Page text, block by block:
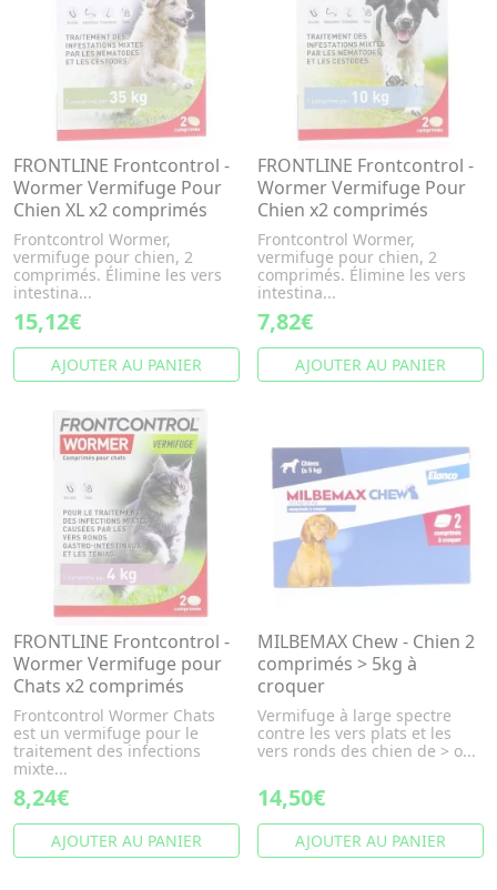
FRONTLINE Frontcontrol -
Wormer Vermifuge Pour
Chien XL x2 comprimés
Frontcontrol Wormer,
vermifuge pour chien, 2
comprimés. Élimine les vers
intestina...
15,12€
AJOUTER AU PANIER
FRONTLINE Frontcontrol -
Wormer Vermifuge Pour
Chien x2 comprimés
Frontcontrol Wormer,
vermifuge pour chien, 2
comprimés. Élimine les vers
intestina...
7,82€
AJOUTER AU PANIER
FRONTLINE Frontcontrol -
Wormer Vermifuge pour
Chats x2 comprimés
Frontcontrol Wormer Chats
est un vermifuge pour le
traitement des infections
mixte...
8,24€
AJOUTER AU PANIER
MILBEMAX Chew - Chien 2
comprimés > 5kg à
croquer
Vermifuge à large spectre
contre les vers plats et les
vers ronds des chien de > o...
14,50€
AJOUTER AU PANIER